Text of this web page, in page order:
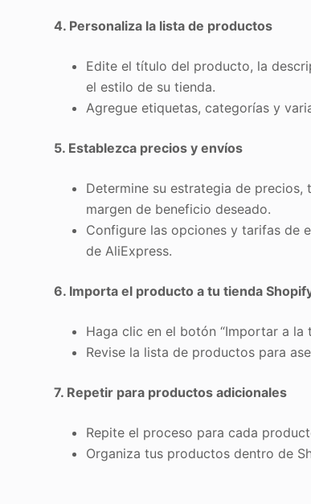
4. Personaliza la lista de productos
Edite el título del producto, la
el estilo de su tienda.
Agregue etiquetas, categorías y
5. Establezca precios y envíos
Determine su estrategia de
margen de beneficio deseado.
Configure las opciones y tarifas de
de AliExpress.
6. Importa el producto a tu tienda
Haga clic en el botón “Importar a
Revise la lista de productos para
7. Repetir para productos adicionales
Repite el proceso para cada
Organiza tus productos dentro de